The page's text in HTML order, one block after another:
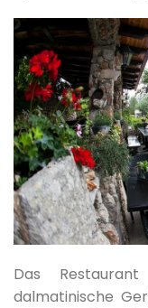
Das
dalmatinische